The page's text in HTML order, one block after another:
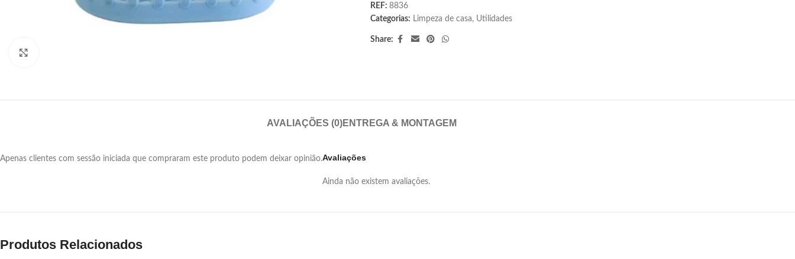
REF: 8836
Categorias: Limpeza de casa, Utilidades
Share:
AVALIAÇÕES (0)ENTREGA & MONTAGEM
Avaliações
Ainda não existem avaliações.
Apenas clientes com sessão iniciada que compraram este produto podem deixar opinião.
Produtos Relacionados